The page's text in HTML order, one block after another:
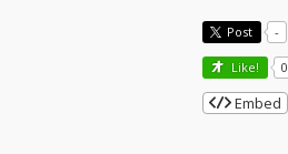
Post -
Like! 0
Embed